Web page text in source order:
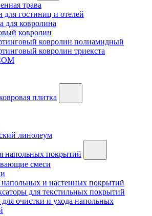
трава
для гостиниц и отелей
для ковролина
ковролин
ковролин полиамидный
ковролин триекста
плитка
линолеум
напольных покрытий
смеси
и настенных покрытий
для текстильных покрытий
для очистки и ухода напольных